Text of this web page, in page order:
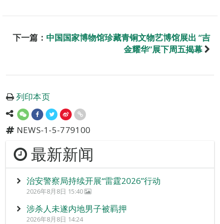
下一篇： 中国国家博物馆珍藏青铜文物艺博馆展出 “吉
金耀华”展下周五揭幕
列印本页
NEWS-1-5-779100
最新新闻
治安警察局持续开展“雷霆2026”行动
2026年8月8日 15:40
涉杀人未遂内地男子被羁押
2026年8月8日 14:24